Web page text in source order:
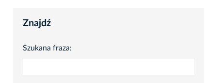
Znajdź
Szukana fraza: